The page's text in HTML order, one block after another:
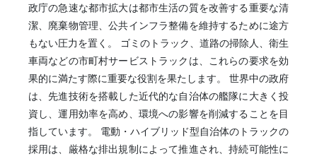
政庁の急速な都市拡大は都市生活の質を改善する重要な清
潔、廃棄物管理、公共インフラ整備を維持するために途方
もない圧力を置く。 ゴミのトラック、道路の掃除人、衛生
車両などの市町村サービストラックは、これらの要求を効
果的に満たす際に重要な役割を果たします。 世界中の政府
は、先進技術を搭載した近代的な自治体の艦隊に大きく投
資し、運用効率を高め、環境への影響を削減することを目
指しています。 電動・ハイブリッド型自治体のトラックの
採用は、厳格な排出規制によって推進され、持続可能性に